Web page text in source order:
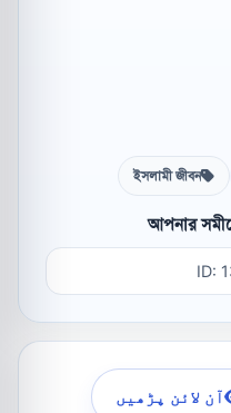
ইসলামী জীবন
আপনার
ID:
آن لائن پڑھیں